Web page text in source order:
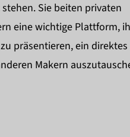
Sie beiten privaten
eine wichtige Plattform,
präsentieren, ein direktes
Makern